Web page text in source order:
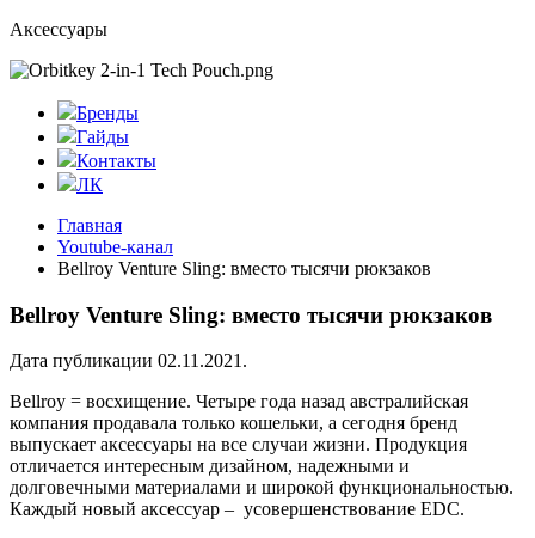
Аксессуары
Бренды
Гайды
Контакты
ЛК
Главная
Youtube-канал
Bellroy Venture Sling: вместо тысячи рюкзаков
Bellroy Venture Sling: вместо тысячи рюкзаков
Дата публикации 02.11.2021.
Bellroy = восхищение. Четыре года назад австралийская
компания продавала только кошельки, а сегодня бренд
выпускает аксессуары на все случаи жизни. Продукция
отличается интересным дизайном, надежными и
долговечными материалами и широкой функциональностью.
Каждый новый аксессуар – усовершенствование EDC.